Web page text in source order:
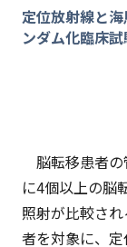
定位放射線と
ンダム化臨床
脳転移患者の
に4個以上の脳
照射が比較さ
者を対象に、